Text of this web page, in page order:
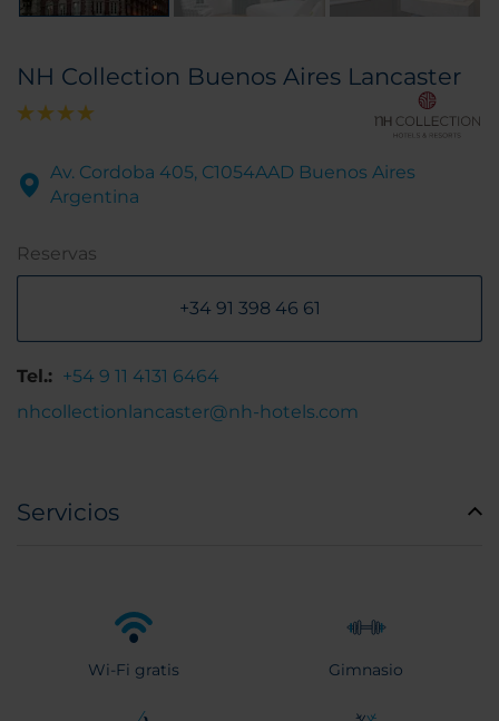
NH Collection Buenos Aires Lancaster
Av. Cordoba 405, C1054AAD Buenos Aires
Argentina
Reservas
+34 91 398 46 61
Tel.: +54 9 11 4131 6464
nhcollectionlancaster@nh-hotels.com
Servicios
Wi-Fi gratis Gimnasio